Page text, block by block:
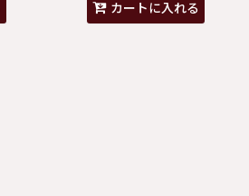
カートに入れる